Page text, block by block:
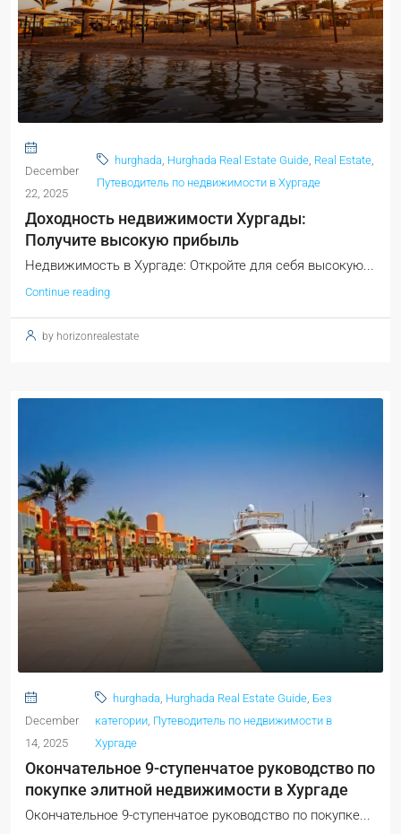
December
22, 2025
hurghada Hurghada Real Estate Guide Real Estate
Путеводитель по недвижимости в Хургаде
Доходность недвижимости Хургады:
Получите высокую прибыль
Недвижимость в Хургаде: Откройте для себя высокую...
Continue reading
by horizonrealestate
December
14, 2025
hurghada, Hurghada Real Estate Guide, Без
категории, Путеводитель по недвижимости в
Хургаде
Окончательное 9-ступенчатое руководство по
покупке элитной недвижимости в Хургаде
Окончательное 9-ступенчатое руководство по покупке...